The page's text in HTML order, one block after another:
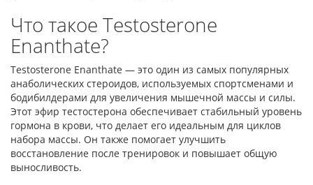
Что такое Testosterone
Enanthate?
Testosterone Enanthate — это один из самых популярных
анаболических стероидов, используемых спортсменами и
бодибилдерами для увеличения мышечной массы и силы.
Этот эфир тестостерона обеспечивает стабильный уровень
гормона в крови, что делает его идеальным для циклов
набора массы. Он также помогает улучшить
восстановление после тренировок и повышает общую
выносливость.